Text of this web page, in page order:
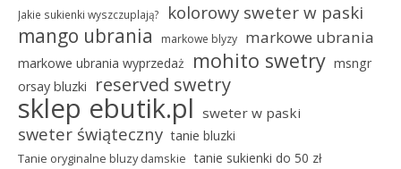
Jakie sukienki wyszczuplają?
kolorowy sweter w paski
mango ubrania markowe blyzy markowe ubrania
markowe ubrania wyprzedaż mohito swetry msngr
orsay bluzki
reserved swetry
sklep ebutik.pl sweter w paski
sweter świąteczny tanie bluzki
Tanie oryginalne bluzy damskie tanie sukienki do 50 zł